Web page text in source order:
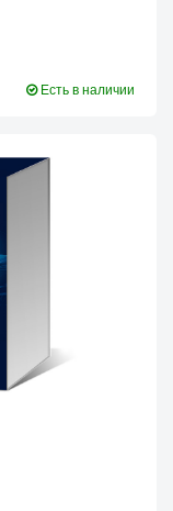
Есть в наличии